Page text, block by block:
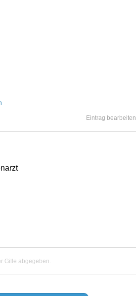
Eintrag bearbeiten
Gille abgegeben.